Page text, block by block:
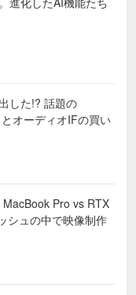
した!? 話題の
オーディオIFの買い
MacBook Pro vs RTX
シュの中で映像制作